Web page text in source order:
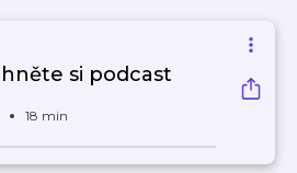
si podcast
18 min